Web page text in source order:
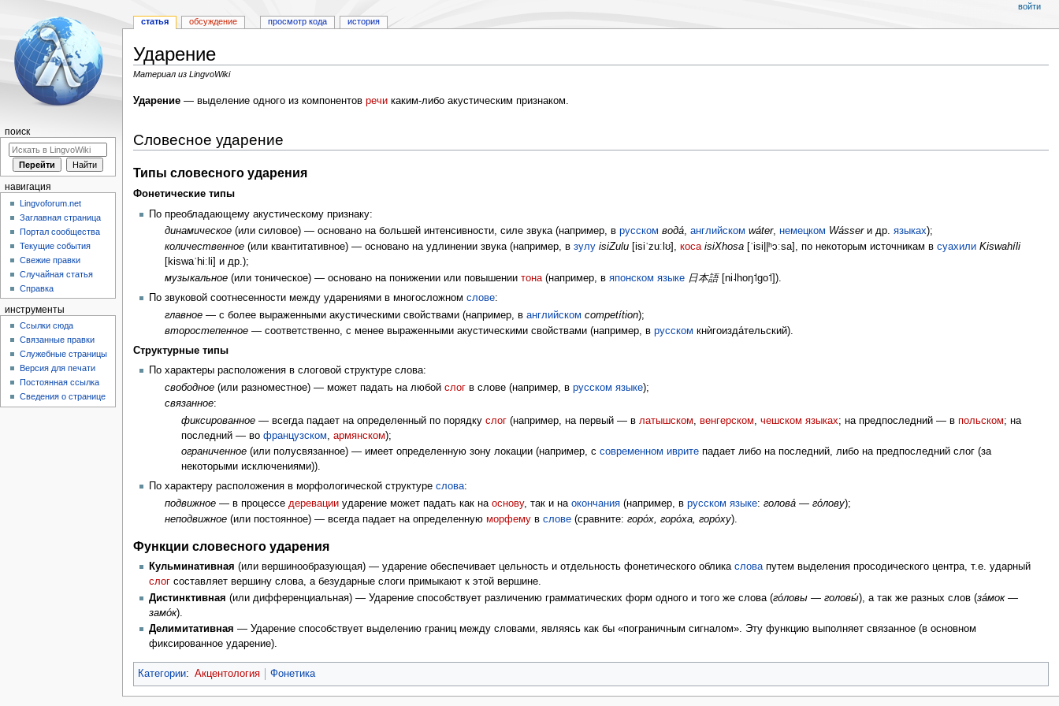
Ударение
Материал из LingvoWiki
Перейти
Перейти
Ударение— выделение одного из компонентов речикаким-либо акустическим признаком.
Словесное ударение
Типы словесного ударения
Фонетические типы
По преобладающему акустическому признаку:
динамическое (или силовое) — основано на большей интенсивности, силе звука (например, врусском вода́,английском wáter,немецком Wásserи др.языках);
количественное (или квантитативное) — основано на удлинении звука (например, взулу isiZulu [isiˈzuːlʊ],коса isiXhosa [ˈisi||ʰɔːsa], по некоторым источникам всуахили Kiswahíli
[kiswaˈhiːli] и др.);
музыкальное (или тоническое) — основано на понижении или повышениитона (например, вяпонском языке 日本語[ni˨hoŋ˦go˦]).
По звуковой соотнесенности между ударениями в многосложном слове:
главное — с более выраженными акустическими свойствами (например, ванглийском competítion);
второстепенное — соответственно, с менее выраженными акустическими свойствами (например, врусском кнѝгоизда́тельский).
Структурные типы
По характеры расположения в слоговой структуре слова:
свободное (или разноместное) — может падать на любойслог в слове (например, врусском языке);
связанное:
фиксированное— всегда падает на определенный по порядку слог(например, на первый — в латышском, венгерском, чешском языках; на предпоследний — в польском; на
последний — во французском, армянском);
ограниченное(или полусвязанное) — имеет определенную зону локации (например, с современном ивритепадает либо на последний, либо на предпоследний слог (за
некоторыми исключениями)).
По характеру расположения в морфологической структуре слова:
подвижное — в процесседеревации ударение может падать как наоснову, так и наокончания (например, врусском языке:голова́ — го́лову);
неподвижное (или постоянное) — всегда падает на определеннуюморфему вслове (сравните:горо́х, горо́ха, горо́ху).
Функции словесного ударения
Кульминативная (или вершинообразующая) — ударение обеспечивает цельность и отдельность фонетического облика словапутем выделения просодического центра, т.е. ударный
слогсоставляет вершину слова, а безударные слоги примыкают к этой вершине.
Дистинктивная (или дифференциальная) — Ударение способствует различению грамматических форм одного и того же слова (го́ловы — головы́), а так же разных слов (за́мок —
замо́к).
Делимитативная — Ударение способствует выделению границ между словами, являясь как бы «пограничным сигналом». Эту функцию выполняет связанное (в основном
фиксированное ударение).
Категории: Акцентология Фонетика
статья обсуждение просмотр кода история
войти
поиск
навигация
Lingvoforum.net
Заглавная страница
Портал сообщества
Текущие события
Свежие правки
Случайная статья
Справка
инструменты
Ссылки сюда
Связанные правки
Служебные страницы
Версия для печати
Постоянная ссылка
Сведения о странице